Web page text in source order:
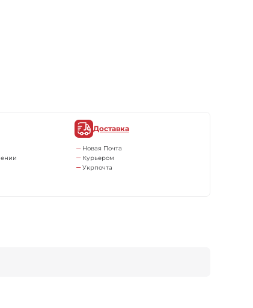
Доставка
Новая Почта
Курьером
Укрпочта